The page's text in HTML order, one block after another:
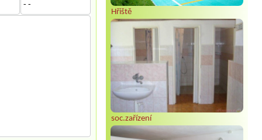
Hřiště
soc.zařízení
- -